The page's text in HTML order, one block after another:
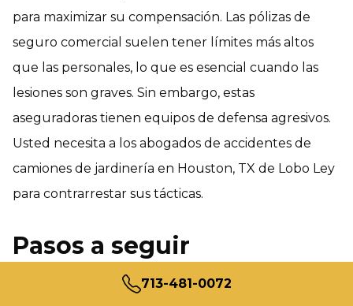
para maximizar su compensación. Las pólizas de
seguro comercial suelen tener límites más altos
que las personales, lo que es esencial cuando las
lesiones son graves. Sin embargo, estas
aseguradoras tienen equipos de defensa agresivos.
Usted necesita a los abogados de accidentes de
camiones de jardinería en Houston, TX de Lobo Ley
para contrarrestar sus tácticas.
Pasos a seguir
inmediatamente después
713-481-0072